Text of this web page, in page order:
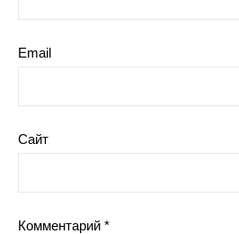
Email
Сайт
Комментарий *